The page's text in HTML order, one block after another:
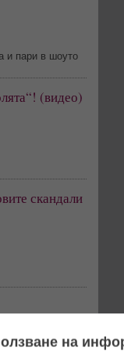
и пари в шоуто
(видео)
скандали
на